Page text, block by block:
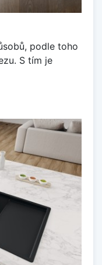
podle toho
S tím je